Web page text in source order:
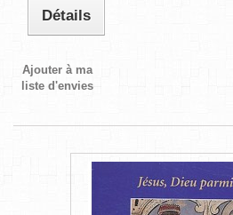
Détails
Ajouter à ma
liste d'envies